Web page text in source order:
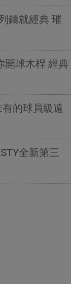
鑄就經典 璀
開球木桿 經典
的球員級遠
全新第三